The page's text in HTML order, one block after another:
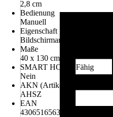
2,8 cm
Bedienung
Manuell
Eigenschaft
Maße
40 x 130 cm
SMART HOME Fähig
Nein
AKN (Artikelkurznummer)
AHSZ
EAN
4306516563784